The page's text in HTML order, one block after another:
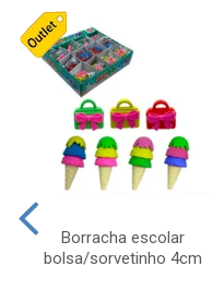
Borracha escolar
bolsa/sorvetinho 4cm